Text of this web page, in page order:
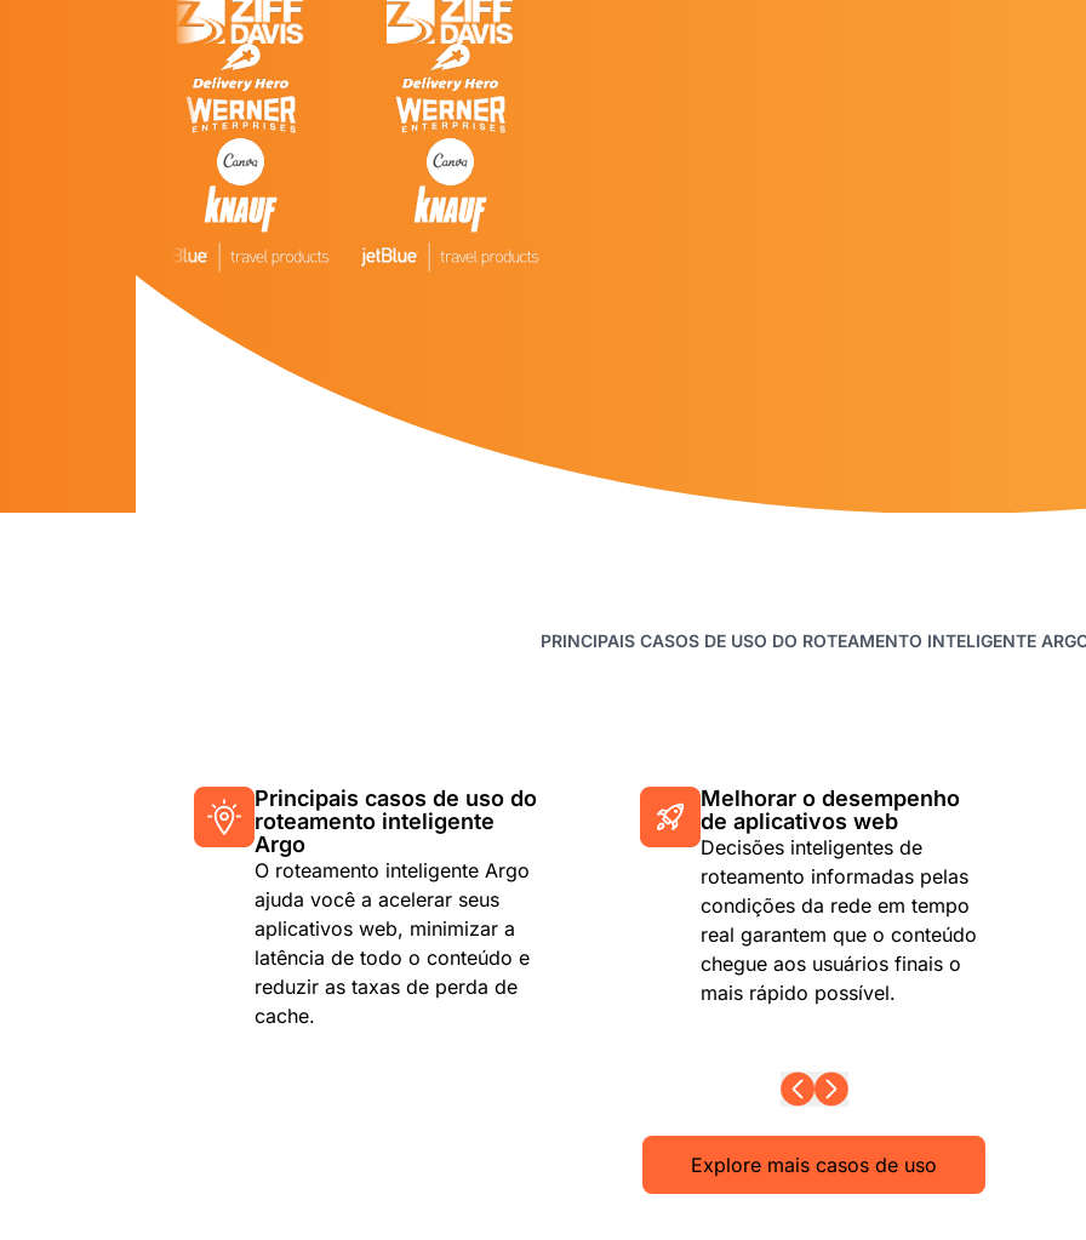
PRINCIPAIS CASOS DE USO DO ROTEAMENTO INTELIGENTE
Principais casos de uso do
roteamento inteligente
Argo
O roteamento inteligente Argo
ajuda você a acelerar seus
aplicativos web, minimizar a
latência de todo o conteúdo e
reduzir as taxas de perda de
cache.
Melhorar o desempenho
de aplicativos web
Decisões inteligentes de
roteamento informadas pelas
condições da rede em tempo
real garantem que o conteúdo
chegue aos usuários finais o
mais rápido possível.
Explore mais casos de uso